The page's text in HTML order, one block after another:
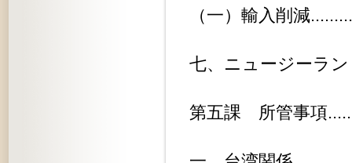
（一）輸入削減
七、ニュージーラ
第五課 所管事項